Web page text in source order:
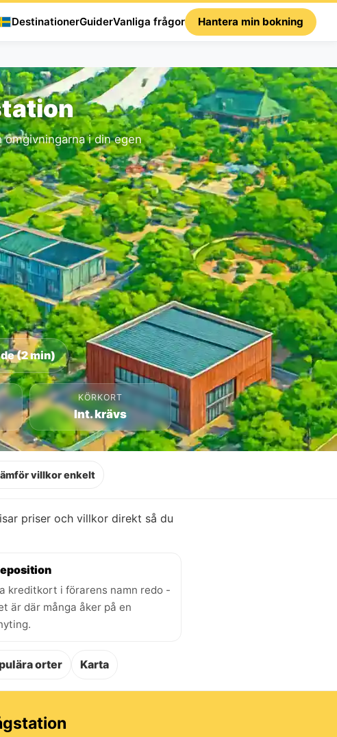
DestinationerGuiderVanliga frågor Hantera min bokning
omgivningarna i din egen
(2 min)
KÖRKORT
Int. krävs
villkor enkelt
priser och villkor direkt så du
kreditkort i förarens namn redo -
är där många åker på en
orter Karta